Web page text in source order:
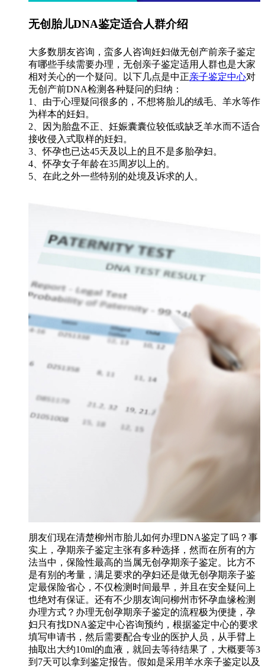
无创胎儿DNA鉴定适合人群介绍
大多数朋友咨询，蛮多人咨询妊妇做无创产前亲子鉴定
有哪些手续需要办理，无创亲子鉴定适用人群也是大家
相对关心的一个疑问。以下几点是中正亲子鉴定中心对
无创产前DNA检测各种疑问的归纳：
1、由于心理疑问很多的，不想将胎儿的绒毛、羊水等作
为样本的妊妇。
2、因为胎盘不正、妊娠囊囊位较低或缺乏羊水而不适合
接收侵入式取样的妊妇。
3、怀孕也已达45天及以上的且不是多胎孕妇。
4、怀孕女子年龄在35周岁以上的。
5、在此之外一些特别的处境及诉求的人。
朋友们现在清楚柳州市胎儿如何办理DNA鉴定了吗？事
实上，孕期亲子鉴定主张有多种选择，然而在所有的方
法当中，保险性最高的当属无创孕期亲子鉴定。比方不
是有别的考量，满足要求的孕妇还是做无创孕期亲子鉴
定最保险省心，不仅检测时间最早，并且在安全疑问上
也绝对有保证。还有不少朋友询问柳州市怀孕血缘检测
办理方式？办理无创孕期亲子鉴定的流程极为便捷，孕
妇只有找DNA鉴定中心咨询预约，根据鉴定中心的要求
填写申请书，然后需要配合专业的医护人员，从手臂上
抽取出大约10ml的血液，就回去等待结果了，大概要等3
到7天可以拿到鉴定报告。假如是采用羊水亲子鉴定以及